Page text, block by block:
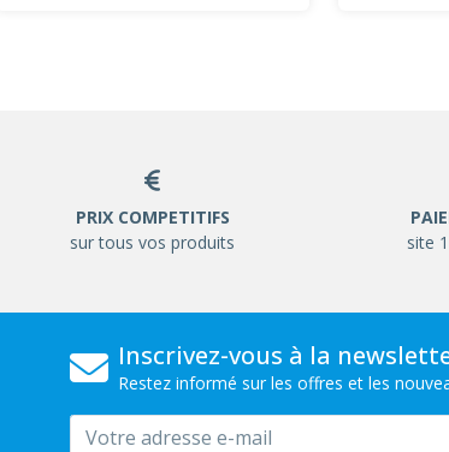
PRIX COMPETITIFS
sur tous vos produits
site
Inscrivez-vous à la
Restez informé sur les offres et les
Email